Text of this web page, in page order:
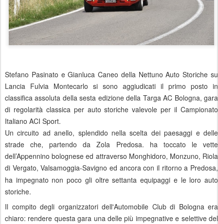
Stefano Pasinato e Gianluca Caneo della Nettuno Auto Storiche su
Lancia Fulvia Montecarlo si sono aggiudicati il primo posto in
classifica assoluta della sesta edizione della Targa AC Bologna, gara
di regolarità classica per auto storiche valevole per il Campionato
Italiano ACI Sport.
Un circuito ad anello, splendido nella scelta dei paesaggi e delle
strade che, partendo da Zola Predosa. ha toccato le vette
dell’Appennino bolognese ed attraverso Monghidoro, Monzuno, Riola
di Vergato, Valsamoggia-Savigno ed ancora con il ritorno a Predosa,
ha impegnato non poco gli oltre settanta equipaggi e le loro auto
storiche.
Il compito degli organizzatori dell'Automobile Club di Bologna era
chiaro: rendere questa gara una delle più impegnative e selettive del